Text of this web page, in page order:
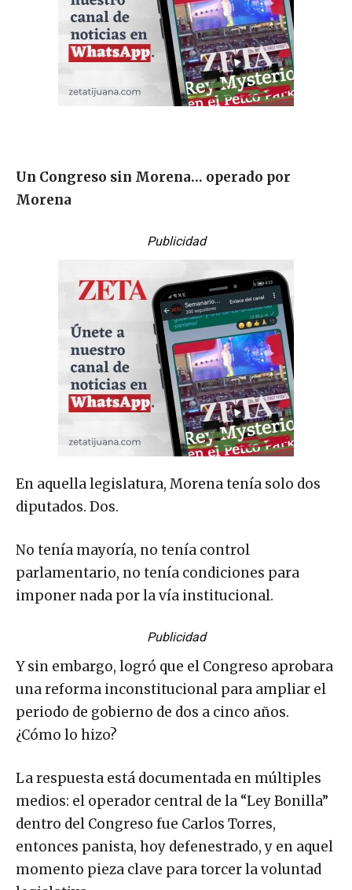
Un Congreso sin Morena… operado por
Morena
Publicidad
En aquella legislatura, Morena tenía solo dos
diputados. Dos.
No tenía mayoría, no tenía control
parlamentario, no tenía condiciones para
imponer nada por la vía institucional.
Publicidad
Y sin embargo, logró que el Congreso aprobara
una reforma inconstitucional para ampliar el
periodo de gobierno de dos a cinco años.
¿Cómo lo hizo?
La respuesta está documentada en múltiples
medios: el operador central de la “Ley Bonilla”
dentro del Congreso fue Carlos Torres,
entonces panista, hoy defenestrado, y en aquel
momento pieza clave para torcer la voluntad